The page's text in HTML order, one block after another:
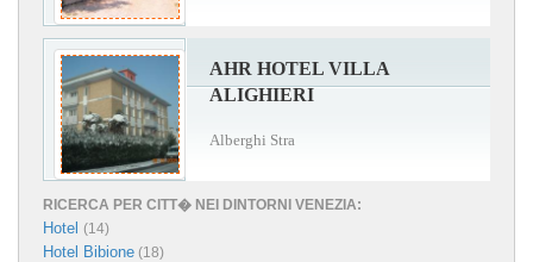
AHR HOTEL VILLA
ALIGHIERI
Alberghi Stra
RICERCA PER CITT� NEI DINTORNI VENEZIA:
Hotel (14)
Hotel Bibione (18)